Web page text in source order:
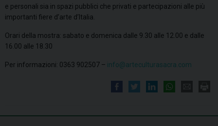
e personali sia in spazi pubblici che privati e partecipazioni alle più
importanti fiere d’arte d’Italia.​
Orari della mostra: sabato e domenica dalle 9.30 alle 12.00 e dalle
16.00 alle 18.30
Per informazioni: 0363 902507 – info@arteculturasacra.com